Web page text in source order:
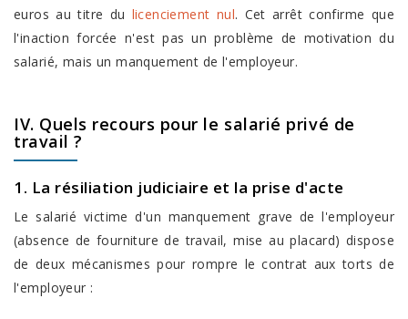
euros au titre du licenciement nul. Cet arrêt confirme que
l'inaction forcée n'est pas un problème de motivation du
salarié, mais un manquement de l'employeur.
IV. Quels recours pour le salarié privé de
travail ?
1. La résiliation judiciaire et la prise d'acte
Le salarié victime d'un manquement grave de l'employeur
(absence de fourniture de travail, mise au placard) dispose
de deux mécanismes pour rompre le contrat aux torts de
l'employeur :